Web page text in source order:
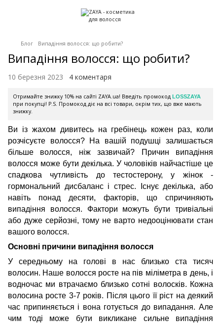
Блог Випадіння волосся: що робити?
Випадіння волосся: що робити?
10 березня 2023 4 коментаря
Отримайте знижку 10% на сайті ZAYA.ua! Введіть промокод LOSSZAYA
при покупці! P.S. Промокод діє на всі товари, окрім тих, що вже мають
знижку.
Ви із жахом дивитесь на гребінець кожен раз, коли
розчісуєте волосся? На вашій подушці залишається
більше волосся, ніж зазвичай? Причин випадіння
волосся може бути декілька. У чоловіків найчастіше це
спадкова чутливість до тестостерону, у жінок -
гормональний дисбаланс і стрес. Існує декілька, або
навіть понад десяти, факторів, що спричиняють
випадіння волосся. Фактори можуть бути тривіальні
або дуже серйозні, тому не варто недооцінювати стан
вашого волосся.
Основні причини випадіння волосся
У середньому на голові в нас близько ста тисяч
волосин. Наше волосся росте на пів міліметра в день, і
водночас ми втрачаємо близько сотні волосків. Кожна
волосина росте 3-7 років. Після цього її ріст на деякий
час припиняється і вона готується до випадання. Але
чим тоді може бути викликане сильне випадіння